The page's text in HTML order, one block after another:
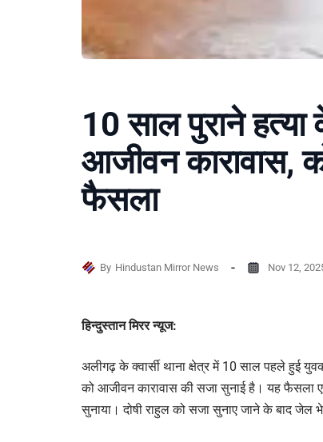
10 साल पुराने
आजीवन कारावास,
फैसला
By Hindustan Mirror News Nov 12,
हिन्दुस्तान मिरर न्यूज:
अलीगढ़ के क्वार्सी थाना क्षेत्र में 10 साल पहले हुई
को आजीवन कारावास की सजा सुनाई है। यह फैसला
सुनाया। दोषी राहुल को सजा सुनाए जाने के बाद जेल